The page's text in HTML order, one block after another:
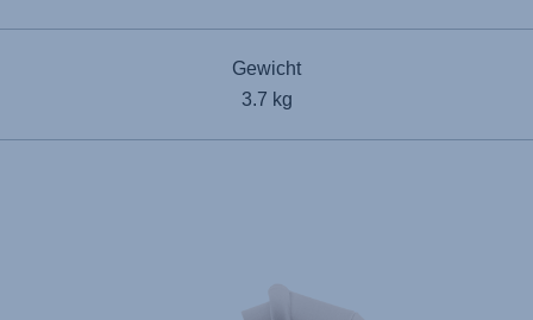
Gewicht
3.7 kg